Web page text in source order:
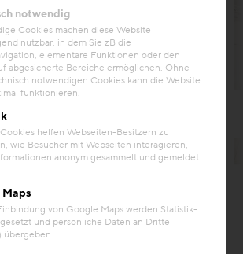
| Martin Steinthaler
notwendig
Cookies machen diese Website
nutzbar, in dem Sie zB die
elementare Funktionen oder den
abgesicherte Bereiche ermöglichen. Ohne
notwendigen Cookies kann die Website
funktionieren.
helfen Webseiten-Besitzern zu
wie Besucher mit Webseiten interagieren,
anonym gesammelt und gemeldet
Maps
von Google Maps werden Statistik-
und persönliche Daten an Dritte
übergeben.